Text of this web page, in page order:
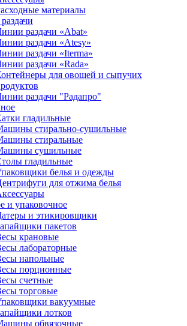
материалы
раздачи «Abat»
раздачи «Atesy»
раздачи «Iterma»
раздачи «Rada»
для овощей и сыпучих
раздачи "Радапро"
гладильные
стирально-сушильные
стиральные
сушильные
гладильные
белья и одежды
для отжима белья
и упаковочное
и этикировщики
пакетов
крановые
лабораторные
напольные
порционные
счетные
торговые
вакуумные
лотков
обвязочные